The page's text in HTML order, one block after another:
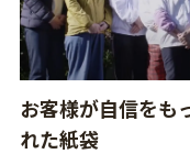
お客様が自信をも
れた紙袋